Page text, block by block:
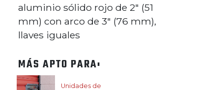
aluminio sólido rojo de 2" (51
mm) con arco de 3" (76 mm),
llaves iguales
MÁS APTO PARA:
Unidades de